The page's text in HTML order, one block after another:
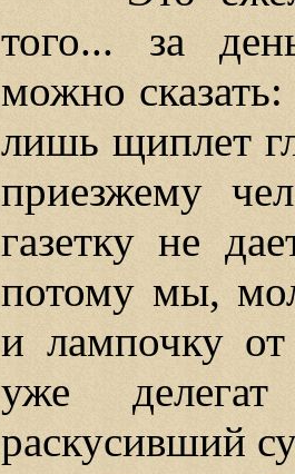
того... за
можно
лишь щиплет
приезжему
газетку не
потому мы,
и лампочку
уже делегат
раскусивший